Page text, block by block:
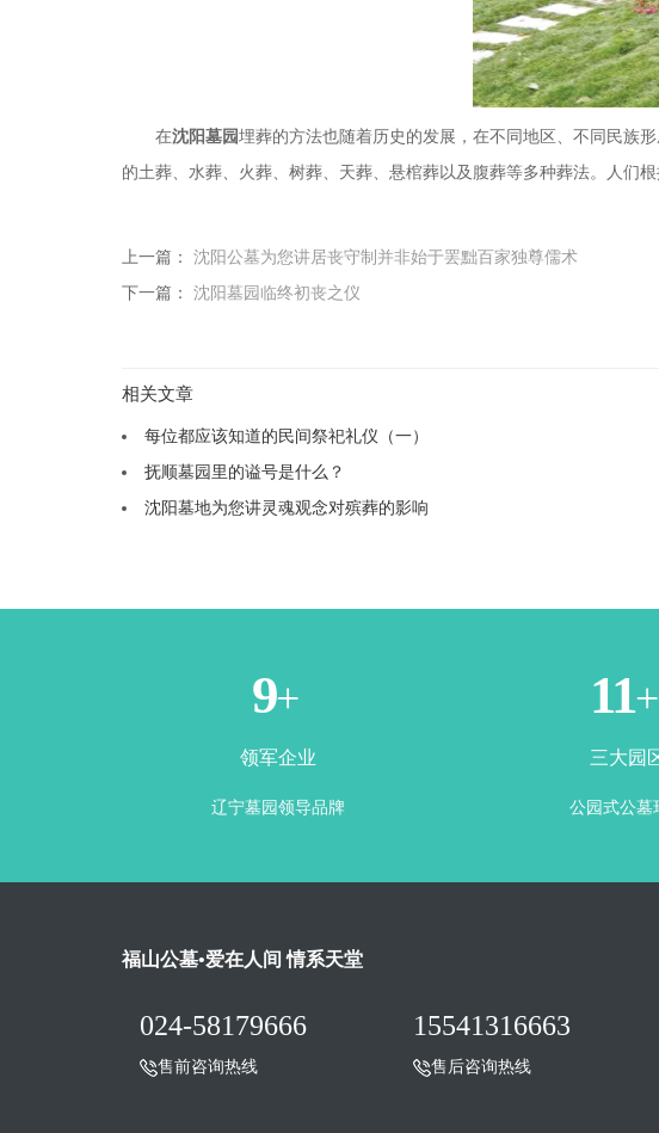
在沈阳墓园埋葬的方法也随着历史的发展，在不同地区、不同民族
的土葬、水葬、火葬、树葬、天葬、悬棺葬以及腹葬等多种葬法。人们
上一篇： 沈阳公墓为您讲居丧守制并非始于罢黜百家独尊儒术
下一篇： 沈阳墓园临终初丧之仪
相关文章
每位都应该知道的民间祭祀礼仪（一）
抚顺墓园里的谥号是什么？
沈阳墓地为您讲灵魂观念对殡葬的影响
1+
领军企业
辽宁墓园领导品牌
3+
三大园
公园式公墓
福山公墓•爱在人间 情系天堂
024-58179666
售前咨询热线
15541316663
售后咨询热线